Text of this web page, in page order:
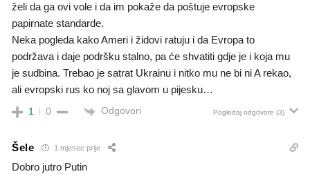
želi da ga ovi vole i da im pokaže da poštuje evropske
papirnate standarde.
Neka pogleda kako Ameri i židovi ratuju i da Evropa to
podržava i daje podršku stalno, pa će shvatiti gdje je i koja mu
je sudbina. Trebao je satrat Ukrainu i nitko mu ne bi ni A rekao,
ali evropski rus ko noj sa glavom u pijesku…
1 0 Odgovori Pogledaj odgovore (3)
Šele 1 mjesec prije
Dobro jutro Putin